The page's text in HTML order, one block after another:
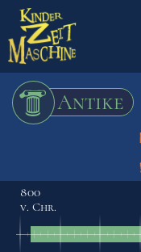
A bis Z
Antike
800
v. Chr.